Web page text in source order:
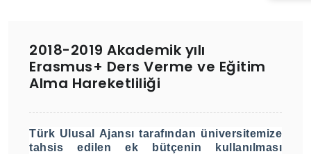
2018-2019 Akademik yılı
Erasmus+ Ders Verme ve Eğitim
Alma Hareketliliği
Türk Ulusal Ajansı tarafından üniversitemize
tahsis edilen ek bütçenin kullanılması